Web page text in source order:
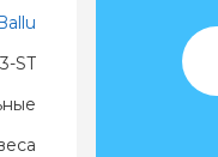
ST